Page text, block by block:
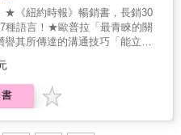
欺瞞等毒素，建立常保火花又穩
◎ 與伴侶建立共同的目標與興
實現共榮不論你是想打造理想伴
補、提升現有關係，都可以運用
力法則──真愛不是奇蹟、無關命
★《紐約時報》暢銷書，長銷30
種語言！★歐普拉「最青睞的關
譽其所傳達的溝通技巧「能立刻
溝通奇蹟！只要持續練習，人人
、修復信任、重啟親密感！★來
愛推薦——《婚姻教我們的事》